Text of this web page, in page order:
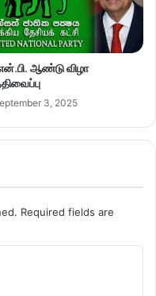
ஆண்டு விழா
3, 2025
Required fields are